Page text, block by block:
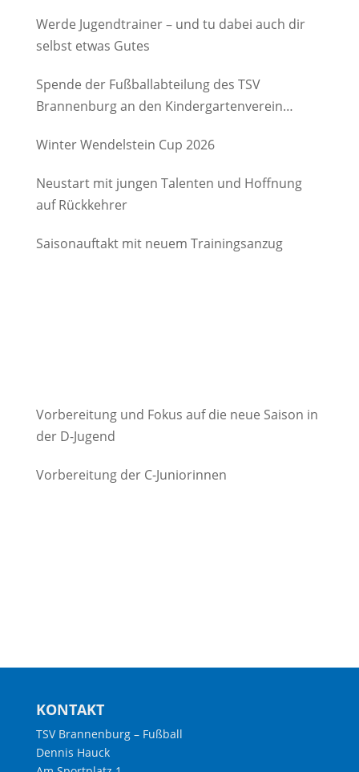
Werde Jugendtrainer – und tu dabei auch dir
selbst etwas Gutes
Spende der Fußballabteilung des TSV
Brannenburg an den Kindergartenverein
Winter Wendelstein Cup 2026
Neustart mit jungen Talenten und Hoffnung
auf Rückkehrer
Saisonauftakt mit neuem Trainingsanzug
Vorbereitung und Fokus auf die neue Saison in
der D-Jugend
Vorbereitung der C-Juniorinnen
KONTAKT
TSV Brannenburg – Fußball
Dennis Hauck